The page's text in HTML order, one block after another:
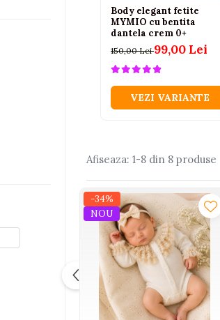
Body elegant fetite
MYMIO cu bentita
dantela crem 0+
150,00 Lei99,00 Lei
VEZI VARIANTE
Afiseaza: 1-8 din 8 produse
-34%
NOU